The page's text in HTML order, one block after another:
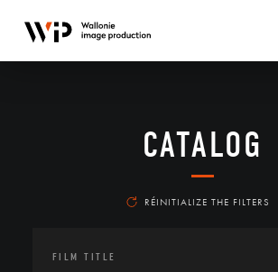
CATALOG
RÉINITIALIZE THE FILTERS